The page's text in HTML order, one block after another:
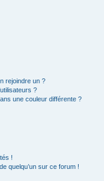
rejoindre un ?
?
une couleur différente ?
!
quelqu’un sur ce forum !